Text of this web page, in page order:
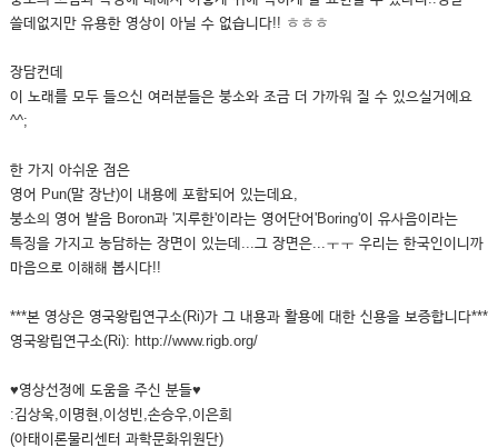
쓸데없지만 유용한 영상이 아닐 수 없습니다!! ㅎㅎㅎ
장담컨데
이 노래를 모두 들으신 여러분들은 붕소와 조금 더 가까워 질 수 있으실거에요
^^;
한 가지 아쉬운 점은
영어 Pun(말 장난)이 내용에 포함되어 있는데요,
붕소의 영어 발음 Boron과 '지루한'이라는 영어단어'Boring'이 유사음이라는
특징을 가지고 농담하는 장면이 있는데...그 장면은...ㅜㅜ 우리는 한국인이니까
마음으로 이해해 봅시다!!
***본 영상은 영국왕립연구소(Ri)가 그 내용과 활용에 대한 신용을 보증합니다***
영국왕립연구소(Ri): http://www.rigb.org/
♥영상선정에 도움을 주신 분들♥
:김상욱,이명현,이성빈,손승우,이은희
(아태이론물리센터 과학문화위원단)